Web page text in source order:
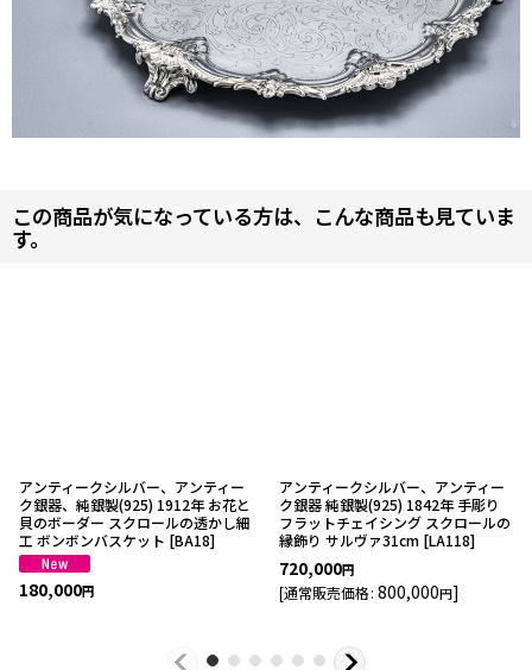
この商品が気になっている方は、こんな商品も見ていま
す。
アンティークシルバー、アンティー
ク銀器、純銀製(925) 1912年 お花と
貝のボーダー スクロールの透かし細
工 ボンボンバスケット [BA18]
180,000円
アンティークシルバー、アンティー
ク銀器 純銀製(925) 1842年 手彫り
フラットチェイシング スクロールの
縁飾り サルヴァ31cm [LA118]
720,000円
[通常販売価格: 800,000円]